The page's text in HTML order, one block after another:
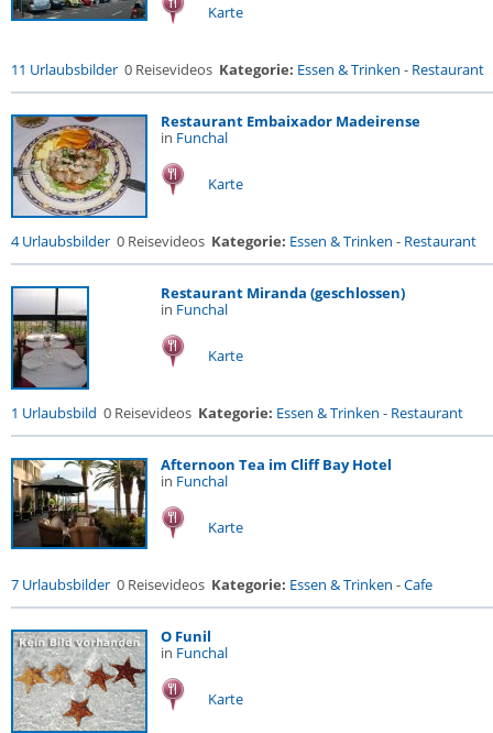
Karte
11 Urlaubsbilder 0 Reisevideos Kategorie: Essen & Trinken - Restaurant
Restaurant Embaixador Madeirense
in Funchal
Karte
4 Urlaubsbilder 0 Reisevideos Kategorie: Essen & Trinken - Restaurant
Restaurant Miranda (geschlossen)
in Funchal
Karte
1 Urlaubsbild 0 Reisevideos Kategorie: Essen & Trinken - Restaurant
Afternoon Tea im Cliff Bay Hotel
in Funchal
Karte
7 Urlaubsbilder 0 Reisevideos Kategorie: Essen & Trinken -Cafe
O Funil
in Funchal
Karte